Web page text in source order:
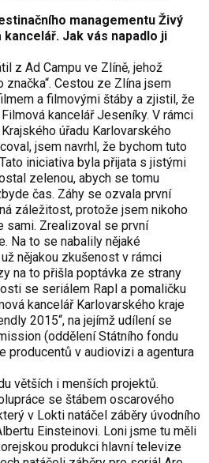
managementu Živý
Jak vás napadlo ji
z Ad Campu ve Zlíně, jehož
Cestou ze Zlína jsem
a filmovými štáby a zjistil, že
kancelář Jeseníky. V rámci
úřadu Karlovarského
jsem navrhl, že bychom tuto
iniciativa byla přijata s jistými
zelenou, abych se tomu
čas. Záhy se ozvala první
záležitost, protože jsem nikoho
sami. Zrealizoval se první
Na to se nabalily nějaké
nějakou zkušenost v rámci
na to přišla poptávka ze strany
se seriálem Rapl a pomaličku
kancelář Karlovarského kraje
2015“, na jejímž udílení se
(oddělení Státního fondu
producentů v audiovizi a agentura
větších i menších projektů.
se štábem oscarového
v Lokti natáčel záběry úvodního
Einsteinovi. Loni jsme tu měli
produkci hlavní televize